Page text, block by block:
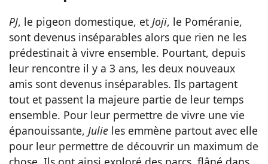
PJ, le pigeon domestique, et Joji, le Poméranie,
sont devenus inséparables alors que rien ne les
prédestinait à vivre ensemble. Pourtant, depuis
leur rencontre il y a 3 ans, les deux nouveaux
amis sont devenus inséparables. Ils partagent
tout et passent la majeure partie de leur temps
ensemble. Pour leur permettre de vivre une vie
épanouissante, Julie les emmène partout avec elle
pour leur permettre de découvrir un maximum de